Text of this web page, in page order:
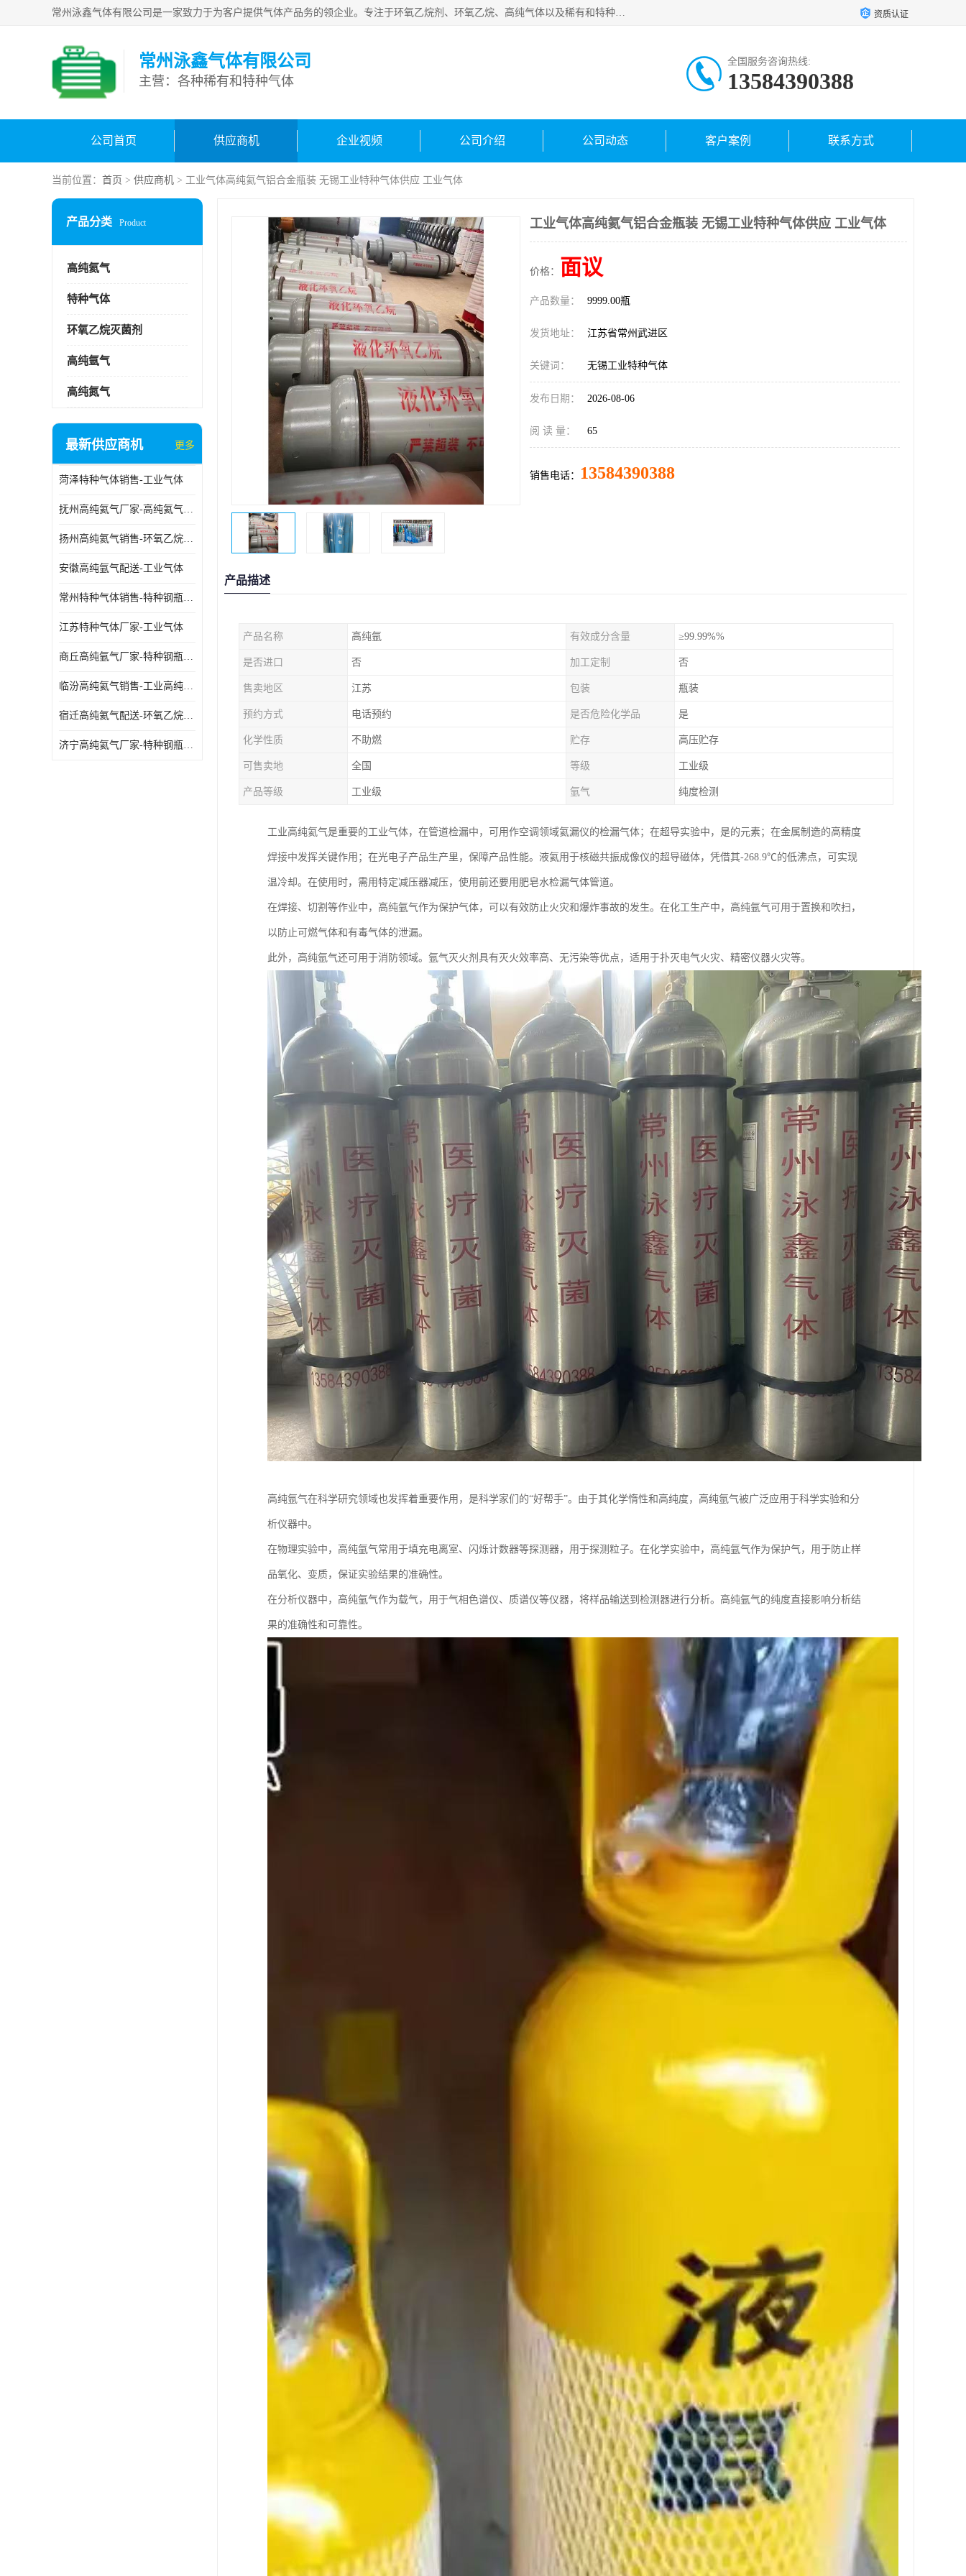
常州泳鑫气体有限公司是一家致力于为客户提供气体产品务的领企业。专注于环氧乙烷剂、环氧乙烷、高纯气体以及稀有和特种气体的研发、生产、销售和配送，产品广泛应用于医疗、电子、科研、化工、食品等多个领域。主要产品有：环氧乙烷灭菌剂，环氧乙烷，高纯氩，氮，氪，氙，氖，氘，笑，氦，氢，氧等各种稀有和特种气体。 资质认证
常州泳鑫气体有限公司
主营：各种稀有和特种气体
全国服务咨询热线:
13584390388
公司首页 供应商机 企业视频 公司介绍 公司动态 客户案例 联系方式
当前位置： 首页 > 供应商机 > 工业气体高纯氦气铝合金瓶装 无锡工业特种气体供应 工业气体
产品分类 Product
高纯氦气
特种气体
环氧乙烷灭菌剂
高纯氩气
高纯氮气
最新供应商机 更多
菏泽特种气体销售-工业气体
抚州高纯氦气厂家-高纯氦气标准气体
扬州高纯氦气销售-环氧乙烷灭菌剂
安徽高纯氩气配送-工业气体
常州特种气体销售-特种钢瓶年检配件销售
江苏特种气体厂家-工业气体
商丘高纯氩气厂家-特种钢瓶年检配件销售
临汾高纯氦气销售-工业高纯氦气
宿迁高纯氦气配送-环氧乙烷灭菌剂
济宁高纯氦气厂家-特种钢瓶年检配件销售
工业气体高纯氦气铝合金瓶装 无锡工业特种气体供应 工业气体
价格： 面议
产品数量： 9999.00瓶
发货地址： 江苏省常州武进区
关键词： 无锡工业特种气体
发布日期： 2026-08-06
阅 读 量： 65
销售电话： 13584390388
产品描述
产品名称 高纯氩 有效成分含量 ≥99.99%%
是否进口 否 加工定制 否
售卖地区 江苏 包装 瓶装
预约方式 电话预约 是否危险化学品 是
化学性质 不助燃 贮存 高压贮存
可售卖地 全国 等级 工业级
产品等级 工业级 氩气 纯度检测
工业高纯氦气是重要的工业气体，在管道检漏中，可用作空调领域氦漏仪的检漏气体；在超导实验中，是的元素；在金属制造的高精度
焊接中发挥关键作用；在光电子产品生产里，保障产品性能。液氦用于核磁共振成像仪的超导磁体，凭借其-268.9℃的低沸点，可实现
温冷却。在使用时，需用特定减压器减压，使用前还要用肥皂水检漏气体管道。
在焊接、切割等作业中，高纯氩气作为保护气体，可以有效防止火灾和爆炸事故的发生。在化工生产中，高纯氩气可用于置换和吹扫，
以防止可燃气体和有毒气体的泄漏。
此外，高纯氩气还可用于消防领域。氩气灭火剂具有灭火效率高、无污染等优点，适用于扑灭电气火灾、精密仪器火灾等。
高纯氩气在科学研究领域也发挥着重要作用，是科学家们的“好帮手”。由于其化学惰性和高纯度，高纯氩气被广泛应用于科学实验和分
析仪器中。
在物理实验中，高纯氩气常用于填充电离室、闪烁计数器等探测器，用于探测粒子。在化学实验中，高纯氩气作为保护气，用于防止样
品氧化、变质，保证实验结果的准确性。
在分析仪器中，高纯氩气作为载气，用于气相色谱仪、质谱仪等仪器，将样品输送到检测器进行分析。高纯氩气的纯度直接影响分析结
果的准确性和可靠性。